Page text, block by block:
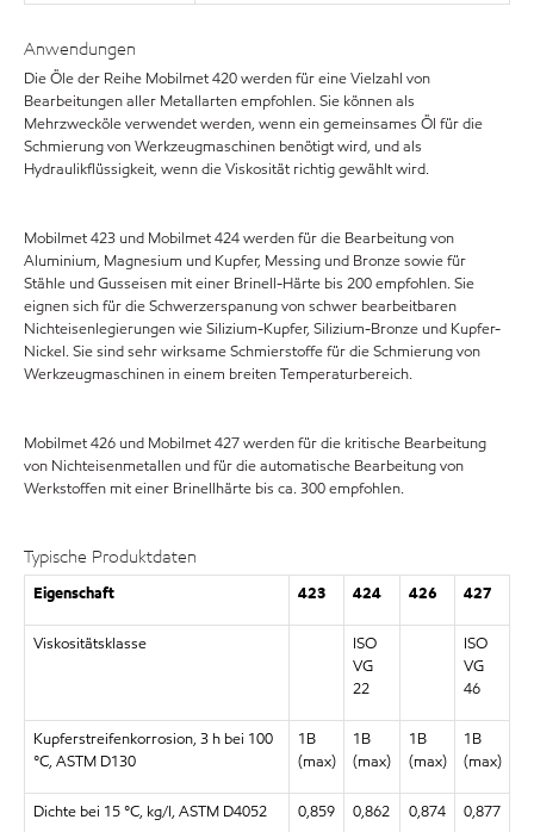
Anwendungen
Die Öle der Reihe Mobilmet 420 werden für eine Vielzahl von
Bearbeitungen aller Metallarten empfohlen. Sie können als
Mehrzwecköle verwendet werden, wenn ein gemeinsames Öl für die
Schmierung von Werkzeugmaschinen benötigt wird, und als
Hydraulikflüssigkeit, wenn die Viskosität richtig gewählt wird.
Mobilmet 423 und Mobilmet 424 werden für die Bearbeitung von
Aluminium, Magnesium und Kupfer, Messing und Bronze sowie für
Stähle und Gusseisen mit einer Brinell-Härte bis 200 empfohlen. Sie
eignen sich für die Schwerzerspanung von schwer bearbeitbaren
Nichteisenlegierungen wie Silizium-Kupfer, Silizium-Bronze und Kupfer-
Nickel. Sie sind sehr wirksame Schmierstoffe für die Schmierung von
Werkzeugmaschinen in einem breiten Temperaturbereich.
Mobilmet 426 und Mobilmet 427 werden für die kritische Bearbeitung
von Nichteisenmetallen und für die automatische Bearbeitung von
Werkstoffen mit einer Brinellhärte bis ca. 300 empfohlen.
Typische Produktdaten
Eigenschaft 423 424 426 427
Viskositätsklasse
ISO
VG
22
ISO
VG
46
Kupferstreifenkorrosion, 3 h bei 100
°C, ASTM D130
1B
(max)
1B
(max)
1B
(max)
1B
(max)
Dichte bei 15 °C, kg/l, ASTM D4052 0,859 0,862 0,874 0,877